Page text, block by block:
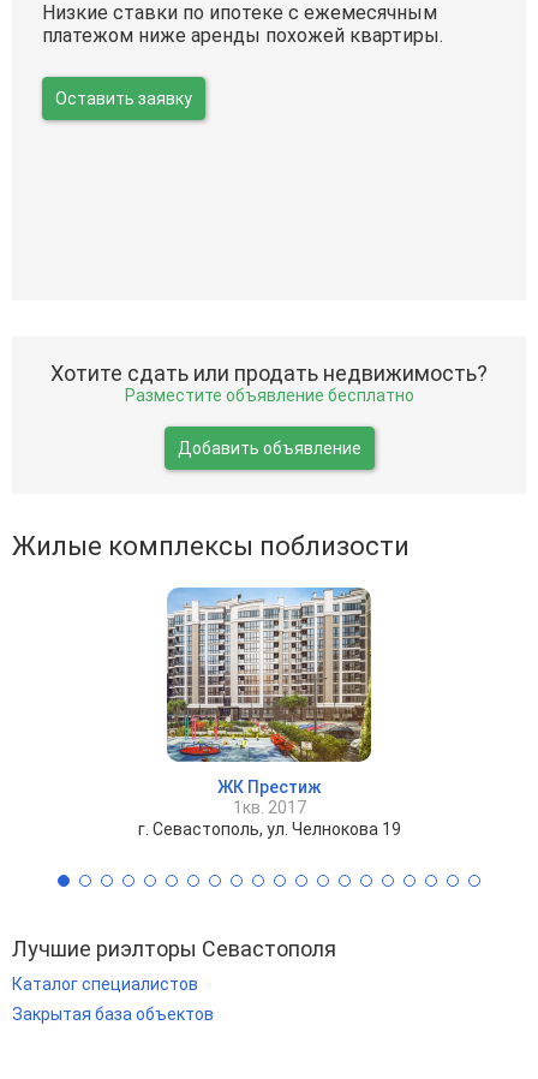
Низкие ставки по ипотеке с ежемесячным
платежом ниже аренды похожей квартиры.
Оставить заявку
Хотите сдать или продать недвижимость?
Разместите объявление бесплатно
Добавить объявление
Жилые комплексы поблизости
ЖК Престиж
1кв. 2017
г. Севастополь, ул. Челнокова 19
Лучшие риэлторы Севастополя
Каталог специалистов
Закрытая база объектов